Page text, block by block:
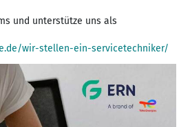
und unterstütze uns als
wir-stellen-ein-servicetechniker/